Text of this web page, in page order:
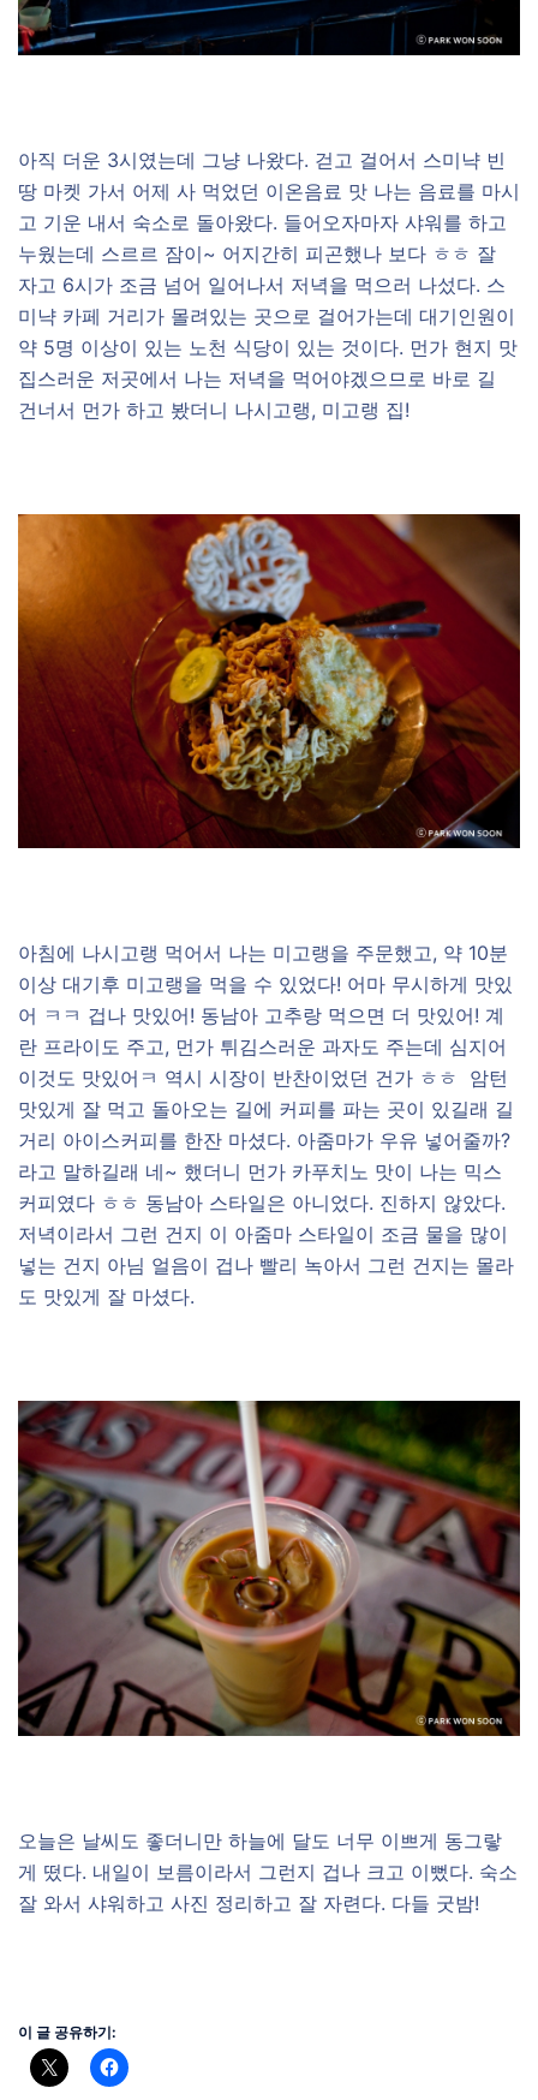
아직 더운 3시였는데 그냥 나왔다. 걷고 걸어서 스미냑 빈
땅 마켓 가서 어제 사 먹었던 이온음료 맛 나는 음료를 마시
고 기운 내서 숙소로 돌아왔다. 들어오자마자 샤워를 하고
누웠는데 스르르 잠이~ 어지간히 피곤했나 보다 ㅎㅎ 잘
자고 6시가 조금 넘어 일어나서 저녁을 먹으러 나섰다. 스
미냑 카페 거리가 몰려있는 곳으로 걸어가는데 대기인원이
약 5명 이상이 있는 노천 식당이 있는 것이다. 먼가 현지 맛
집스러운 저곳에서 나는 저녁을 먹어야겠으므로 바로 길
건너서 먼가 하고 봤더니 나시고랭, 미고랭 집!
아침에 나시고랭 먹어서 나는 미고랭을 주문했고, 약 10분
이상 대기후 미고랭을 먹을 수 있었다! 어마 무시하게 맛있
어 ㅋㅋ 겁나 맛있어! 동남아 고추랑 먹으면 더 맛있어! 계
란 프라이도 주고, 먼가 튀김스러운 과자도 주는데 심지어
이것도 맛있어ㅋ 역시 시장이 반찬이었던 건가 ㅎㅎ 암턴
맛있게 잘 먹고 돌아오는 길에 커피를 파는 곳이 있길래 길
거리 아이스커피를 한잔 마셨다. 아줌마가 우유 넣어줄까?
라고 말하길래 네~ 했더니 먼가 카푸치노 맛이 나는 믹스
커피였다 ㅎㅎ 동남아 스타일은 아니었다. 진하지 않았다.
저녁이라서 그런 건지 이 아줌마 스타일이 조금 물을 많이
넣는 건지 아님 얼음이 겁나 빨리 녹아서 그런 건지는 몰라
도 맛있게 잘 마셨다.
오늘은 날씨도 좋더니만 하늘에 달도 너무 이쁘게 동그랗
게 떴다. 내일이 보름이라서 그런지 겁나 크고 이뻤다. 숙소
잘 와서 샤워하고 사진 정리하고 잘 자련다. 다들 굿밤!
이 글 공유하기: